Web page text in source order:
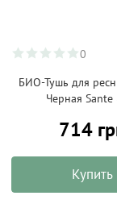
0
БИО-Тушь для
Черная Sante
714
Купить